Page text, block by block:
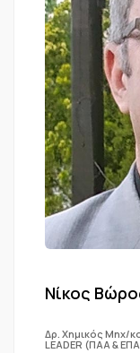
Nίκος
Δρ. Χημικός Μηχ/
LEADER (ΠΑΑ &